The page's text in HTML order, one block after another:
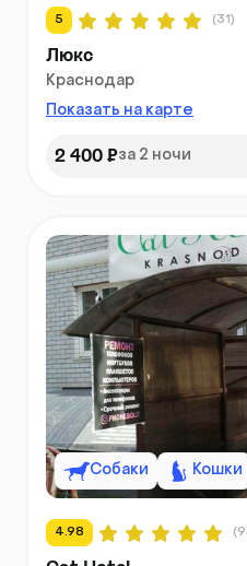
5 (31)
Люкс
Краснодар
Показать на карте
2 400 ₽за 2 ночи
Собаки Кошки
4.98